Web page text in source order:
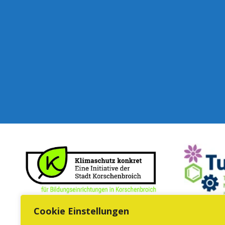
Cookie Einstellungen